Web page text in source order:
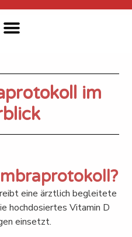
im
eine ärztlich begleitete
hochdosiertes Vitamin D
einsetzt.